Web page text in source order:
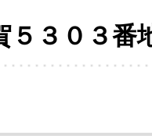
５３０３番